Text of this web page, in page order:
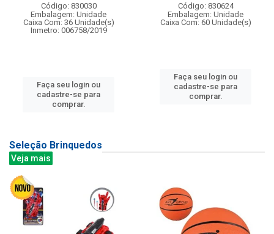
Código: 830030
Embalagem: Unidade
Caixa Com: 36 Unidade(s)
Inmetro: 006758/2019
Faça seu login ou
cadastre-se para
comprar.
Código: 830624
Embalagem: Unidade
Caixa Com: 60 Unidade(s)
Faça seu login ou
cadastre-se para
comprar.
Seleção Brinquedos
Veja mais